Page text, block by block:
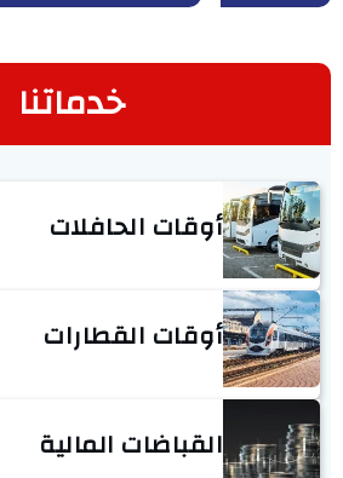
خدماتنا
أوقات الحافلات
أوقات القطارات
القباضات المالية